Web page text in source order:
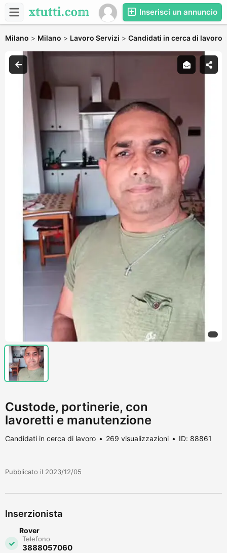
Inserisci un annuncio
Milano > Milano > Lavoro Servizi > Candidati in cerca di lavoro
Custode, portinerie, con
lavoretti e manutenzione
Candidati in cerca di lavoro 269 visualizzazioni ID: 88861
Pubblicato il 2023/12/05
Inserzionista
Rover
Telefono
3888057060